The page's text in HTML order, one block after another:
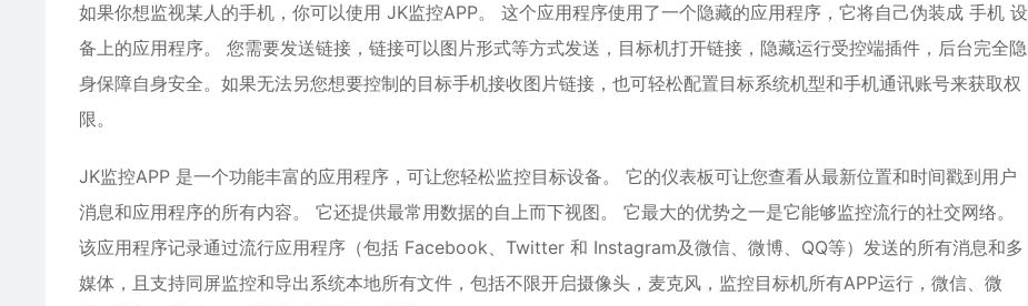
如果你想监视某人的手机，你可以使用 JK监控APP。 这个应用程序使用了一个隐藏的应用程序，它将自己伪装成 手机 设
备上的应用程序。 您需要发送链接，链接可以图片形式等方式发送，目标机打开链接，隐藏运行受控端插件，后台完全隐
身保障自身安全。如果无法另您想要控制的目标手机接收图片链接，也可轻松配置目标系统机型和手机通讯账号来获取权
限。
JK监控APP 是一个功能丰富的应用程序，可让您轻松监控目标设备。 它的仪表板可让您查看从最新位置和时间戳到用户
消息和应用程序的所有内容。 它还提供最常用数据的自上而下视图。 它最大的优势之一是它能够监控流行的社交网络。
该应用程序记录通过流行应用程序（包括 Facebook、Twitter 和 Instagram及微信、微博、QQ等）发送的所有消息和多
媒体，且支持同屏监控和导出系统本地所有文件，包括不限开启摄像头，麦克风，监控目标机所有APP运行，微信、微